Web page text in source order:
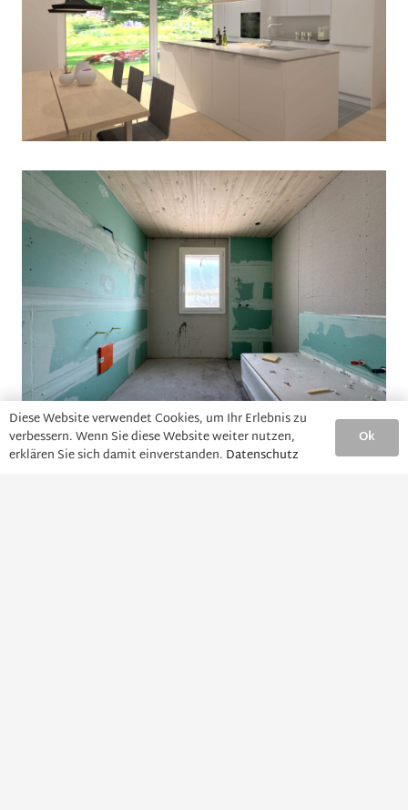
Diese Website verwendet Cookies, um Ihr Erlebnis zu
verbessern. Wenn Sie diese Website weiter nutzen,
erklären Sie sich damit einverstanden. Datenschutz
Ok